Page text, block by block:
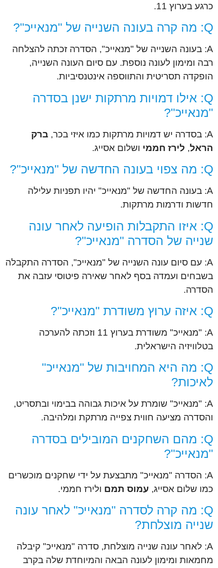
כרגע בערוץ 11.
Q: מה קרה בעונה השנייה של "מנאייכ"?
A: בעונה השנייה של "מנאייכ", הסדרה זכתה להצלחה
רבה ומימון לעונה נוספת. עם סיום העונה השנייה,
הופקדה תסריטית והתווספה אינטנסיביות.
Q: אילו דמויות מרתקות ישנן בסדרה
"מנאייכ"?
A: בסדרה יש דמויות מרתקות כמו איזי בכר,
ברק
הראל, לירז חממי ושלום אסייג.
Q: מה צפוי בעונה החדשה של "מנאייכ"?
A: בעונה החדשה של "מנאייכ" יהיו תפניות עלילה
חדשות ודרמות מרתקות.
Q: איזו התקבלות הופיעה לאחר עונה
שנייה של הסדרה "מנאייכ"?
A: עם סיום עונה השנייה של "מנאייכ", הסדרה התקבלה
בשבחים ועמדה בסף לאחר שאירה פיטוסי עזבה את
הסדרה.
Q: איזה ערוץ משודרת "מנאייכ"?
A: "מנאייכ" משודרת בערוץ 11 וזכתה להערכה
בטלוויזיה הישראלית.
Q: מה היא המחויבות של "מנאייכ"
לאיכות?
A: "מנאייכ" שומרת על איכות גבוהה בבימוי ובתסריט,
והסדרה מציעה חווית צפייה מרתקת ומלהיבה.
Q: מהם השחקנים המובילים בסדרה
"מנאייכ"?
A: הסדרה "מנאייכ" מתבצעת על ידי שחקנים מוכשרים
כמו שלום אסייג, עמוס תמם ולירז חממי.
Q: מה קרה לסדרה "מנאייכ" לאחר עונה
שנייה מוצלחת?
A: לאחר עונה שנייה מוצלחת, סדרה "מנאייכ" קיבלה
מחמאות ומימון לעונה הבאה והמיוחדת שלה בקרב